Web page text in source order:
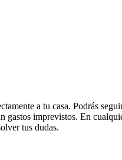
a tu casa. Podrás
gastos imprevistos. En
tus dudas.